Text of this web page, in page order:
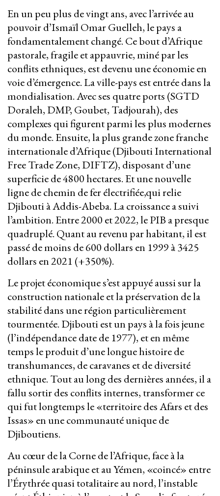
En un peu plus de vingt ans, avec l’arrivée au
pouvoir d’Ismaïl Omar Guelleh, le pays a
fondamentalement changé. Ce bout d’Afrique
pastorale, fragile et appauvrie, miné par les
conflits ethniques, est devenu une économie en
voie d’émergence. La ville-pays est entrée dans la
mondialisation. Avec ses quatre ports (SGTD
Doraleh, DMP, Goubet, Tadjourah), des
complexes qui figurent parmi les plus modernes
du monde. Ensuite, la plus grande zone franche
internationale d’Afrique (Djibouti International
Free Trade Zone, DIFTZ), disposant d’une
superficie de 4800 hectares. Et une nouvelle
ligne de chemin de fer électrifiée,qui relie
Djibouti à Addis-Abeba. La croissance a suivi
l’ambition. Entre 2000 et 2022, le PIB a presque
quadruplé. Quant au revenu par habitant, il est
passé de moins de 600 dollars en 1999 à 3425
dollars en 2021 (+350%).
Le projet économique s’est appuyé aussi sur la
construction nationale et la préservation de la
stabilité dans une région particulièrement
tourmentée. Djibouti est un pays à la fois jeune
(l’indépendance date de 1977), et en même
temps le produit d’une longue histoire de
transhumances, de caravanes et de diversité
ethnique. Tout au long des dernières années, il a
fallu sortir des conflits internes, transformer ce
qui fut longtemps le «territoire des Afars et des
Issas» en une communauté unique de
Djiboutiens.
Au cœur de la Corne de l’Afrique, face à la
péninsule arabique et au Yémen, «coincé» entre
l’Érythrée quasi totalitaire au nord, l’instable